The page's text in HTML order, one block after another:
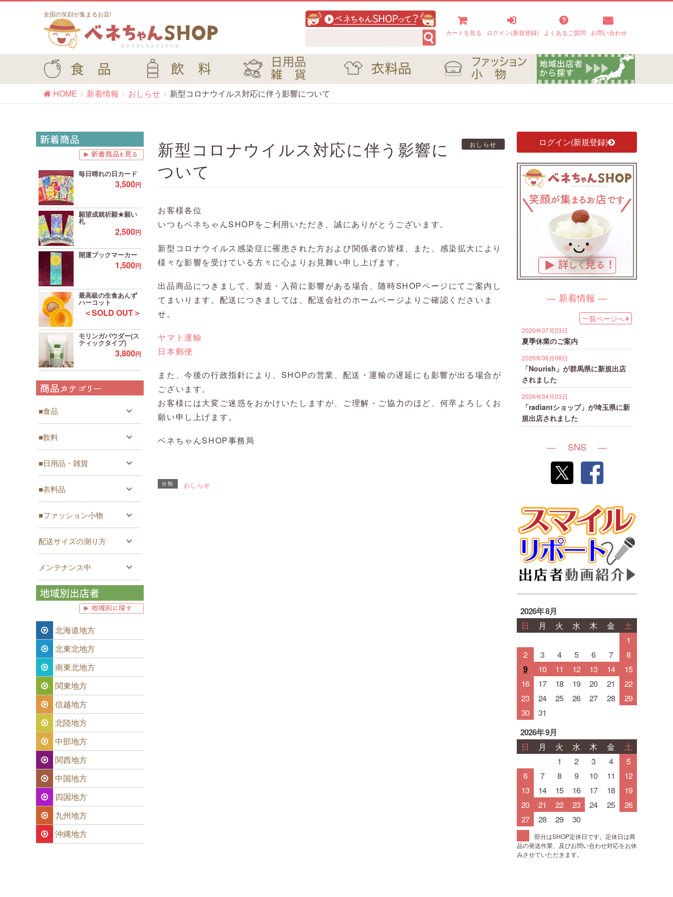
全国の笑顔が集まるお店!
カートを見る ログイン(新規登録) よくあるご質問 お問い合わせ
HOME 新着情報 おしらせ 新型コロナウイルス対応に伴う影響について
おしらせ
新型コロナウイルス対応に伴う影響に
ついて
お客様各位
いつもベネちゃんSHOPをご利用いただき、誠にありがとうございます。
新型コロナウイルス感染症に罹患された方および関係者の皆様、また、感染拡大により
様々な影響を受けている方々に心よりお見舞い申し上げます。
出品商品につきまして、製造・入荷に影響がある場合、随時SHOPページにてご案内し
てまいります。配送につきましては、配送会社のホームページよりご確認くださいま
せ。
ヤマト運輸
日本郵便
また、今後の行政指針により、SHOPの営業、配送・運輸の遅延にも影響が出る場合が
ございます。
お客様には大変ご迷惑をおかけいたしますが、ご理解・ご協力のほど、何卒よろしくお
願い申し上げます。
ベネちゃんSHOP事務局
分類 おしらせ
毎日晴れの日カード
3,500円
願望成就祈願★願い
札
2,500円
開運ブックマーカー
1,500円
最高級の生食あんず
ハーコット
＜SOLD OUT＞
モリンガパウダー(ス
ティックタイプ)
3,800円
■食品
■飲料
■日用品・雑貨
■衣料品
■ファッション小物
配送サイズの測り方
メンテナンス中
北海道地方
北東北地方
南東北地方
関東地方
信越地方
北陸地方
中部地方
関西地方
中国地方
四国地方
九州地方
沖縄地方
ログイン(新規登録)
新着情報
一覧ページへ
2026年07月23日
夏季休業のご案内
2026年06月08日
「Nourish」が群馬県に新規出店
されました
2026年04月03日
「radiantショップ」が埼玉県に新
規出店されました
SNS
2026年 8月
日
月 火 水 木 金
土
1
2
3 4 5 6 7
8
9
10 11 12 13 14
15
16
17 18 19 20 21
22
23
24 25 26 27 28
29
30
31
2026年 9月
日
月 火 水 木 金
土
1
2 3 4
5
6
7 8 9 10 11
12
13
14 15 16 17 18
19
20
21 22 23 24 25
26
27
28 29 30
部分はSHOP定休日です。定休日は商
品の発送作業、及びお問い合わせ対応をお休
みさせていただきます。